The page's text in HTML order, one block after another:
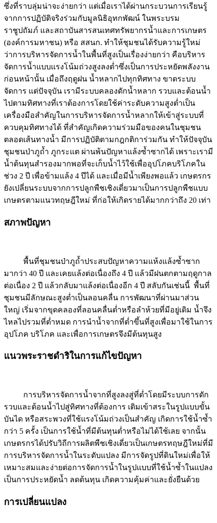
ซึ่งที่ราบลุ่มน่าจะง่ายกว่า แต่เมื่อเราได้ผ่านกระบวนการเรียนรู้
จากการปฏิบัติจริงร่วมกับมูลนิธิอุทกพัฒน์ ในพระบรม
ราชูปถัมภ์ และสถาบันสารสนเทศทรัพยากรน้ำและการเกษตร
(องค์การมหาชน) หรือ สสนก. ทำให้ชุมชนได้รับความรู้ใหม่
ว่าการบริหารจัดการน้ำในพื้นที่สูงเป็นเรื่องง่ายกว่า คือบริหาร
จัดการน้ำแบบแรงโน้มถ่วงสูงลงต่ำซึ่งเป็นการประหยัดพลังงาน
ก่อนหน้านั้น เมื่อถึงฤดูฝน น้ำหลากไปทุกทิศทาง ขาดระบบ
จัดการ แต่ปัจจุบัน เรามีระบบคลองดักน้ำหลาก รวบและต้อนน้ำ
ไปตามทิศทางที่เราต้องการโดยใช้ค่าระดับความสูงต่ำเป็น
เครื่องมือสำคัญในการบริหารจัดการน้ำหลากให้เข้าสู่ระบบที่
ควบคุมทิศทางได้ ที่สำคัญเกิดความร่วมมือของคนในชุมชน
ตลอดเส้นทางน้ำ มีการปฏิบัติตามกฎกติการ่วมกัน ทำให้ปัจจุบัน
ชุมชนป่าภูถ้ำ ภูกระแต ผ่านพ้นปัญหาแล้งซ้ำซากได้ เพราะเรามี
น้ำต้นทุนสำรองมากพอที่จะเก็บน้ำไว้ใช้เพื่ออุปโภคบริโภคใน
ช่วง 2 ปี เพื่อข้ามแล้ง 4 ปีได้ และเมื่อมีน้ำเพียงพอแล้ว เกษตรกร
ยังเปลี่ยนระบบจากการปลูกพืชเชิงเดี่ยวมาเป็นการปลูกพืชแบบ
เกษตรตามแนวทฤษฎีใหม่ ที่ก่อให้เกิดรายได้มากกว่าถึง 20 เท่า
สภาพปัญหา
พื้นที่ชุมชนป่าภูถ้ำประสบปัญหาความแห้งแล้งซ้ำซาก
มากว่า 40 ปี และเคยแล้งต่อเนื่องถึง 4 ปี แล้วมีฝนตกตามฤดูกาล
ต่อเนื่อง 2 ปี แล้วกลับมาแล้งต่อเนื่องอีก 4 ปี สลับกันเช่นนี้ พื้นที่
ชุมชนมีลักษณะสูงต่ำเป็นลอนคลื่น การพัฒนาที่ผ่านมาส่วน
ใหญ่ เริ่มจากขุดคลองที่ลอนคลื่นต่ำหรือลำห้วยที่มีอยู่เดิม น้ำจึง
ไหลไปรวมที่ต่ำหมด การนำน้ำจากที่ต่ำขึ้นที่สูงเพื่อมาใช้ในการ
อุปโภค บริโภค และเพื่อการเกษตรจึงมีต้นทุนสูง
แนวพระราชดำริในการแก้ไขปัญหา
การบริหารจัดการน้ำจากที่สูงลงสู่ที่ต่ำโดยมีระบบการดัก
รวบและต้อนน้ำไปสู่ทิศทางที่ต้องการ เติมเข้าสระในรูปแบบขั้น
บันได หรือสระพวงที่ใช้แรงโน้มถ่วงเป็นสำคัญ เกิดการใช้น้ำซ้ำ
กว่า 5 ครั้ง เป็นการใช้น้ำที่มีต้นทุนต่ำหรือไม่ได้ใช้เลย จากนั้น
เกษตรกรได้ปรับวิถีการผลิตพืชเชิงเดี่ยวเป็นเกษตรทฤษฎีใหม่ที่มี
การบริหารจัดการน้ำในระดับแปลง มีการจัดรูปที่ดินใหม่เพื่อให้
เหมาะสมและง่ายต่อการจัดการน้ำในรูปแบบที่ใช้น้ำซ้ำในแปลง
เป็นการประหยัดน้ำ ลดต้นทุน เกิดความคุ้มค่าและยั่งยืนด้วย
การเปลี่ยนแปลง